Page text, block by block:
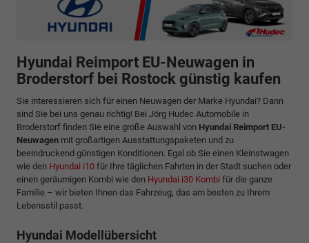
Hyundai Reimport EU-Neuwagen in
Broderstorf bei Rostock günstig kaufen
Sie interessieren sich für einen Neuwagen der Marke Hyundai? Dann
sind Sie bei uns genau richtig! Bei Jörg Hudec Automobile in
Broderstorf finden Sie eine große Auswahl von Hyundai Reimport EU-
Neuwagen mit großartigen Ausstattungspaketen und zu
beeindruckend günstigen Konditionen. Egal ob Sie einen Kleinstwagen
wie den Hyundai i10 für Ihre täglichen Fahrten in der Stadt suchen oder
einen geräumigen Kombi wie den Hyundai i30 Kombi für die ganze
Familie – wir bieten Ihnen das Fahrzeug, das am besten zu Ihrem
Lebensstil passt.
Hyundai Modellübersicht